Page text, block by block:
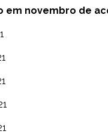
em novembro de